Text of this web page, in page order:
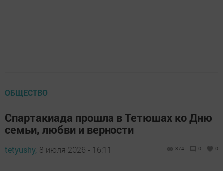
ОБЩЕСТВО
Спартакиада прошла в Тетюшах ко Дню
семьи, любви и верности
tetyushy, 8 июля 2026 - 16:11 374 0 0